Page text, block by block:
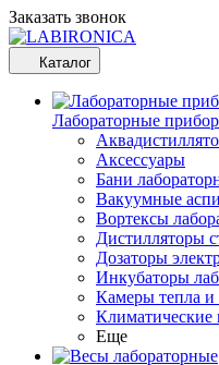
Заказать звонок
Каталог
Лабораторные
Аксессуары
Бани
Вакуумные
Вортексы
Дистилляторы
Дозаторы
Инкубаторы
Камеры тепла и
Климатические
Еще